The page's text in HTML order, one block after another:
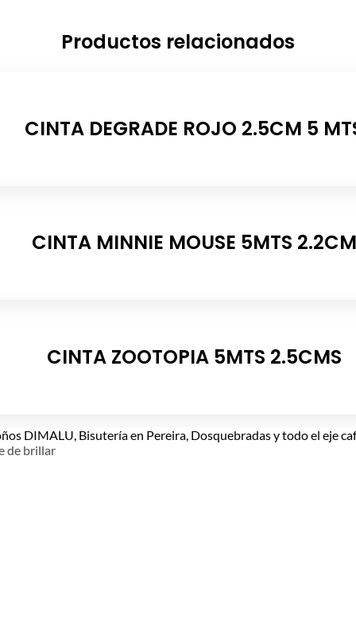
Productos relacionados
CINTA DEGRADE ROJO 2.5CM 5
CINTA MINNIE MOUSE 5MTS 2.2CM
CINTA ZOOTOPIA 5MTS 2.5CMS
de brillar